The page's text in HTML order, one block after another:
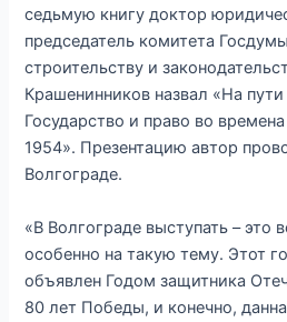
седьмую книгу доктор
председатель комитета
строительству и
Крашенинников назвал «На
Государство и право во
1954». Презентацию автор
Волгограде.
«В Волгограде выступать – это
особенно на такую тему. Этот
объявлен Годом защитника
80 лет Победы, и конечно,